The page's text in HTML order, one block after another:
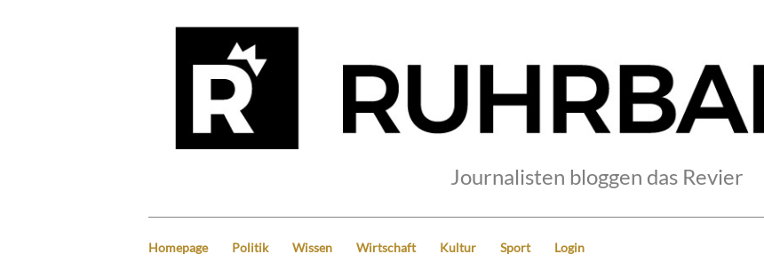
Journalisten bloggen das Revier
Homepage Politik Wissen Wirtschaft Kultur Sport Login